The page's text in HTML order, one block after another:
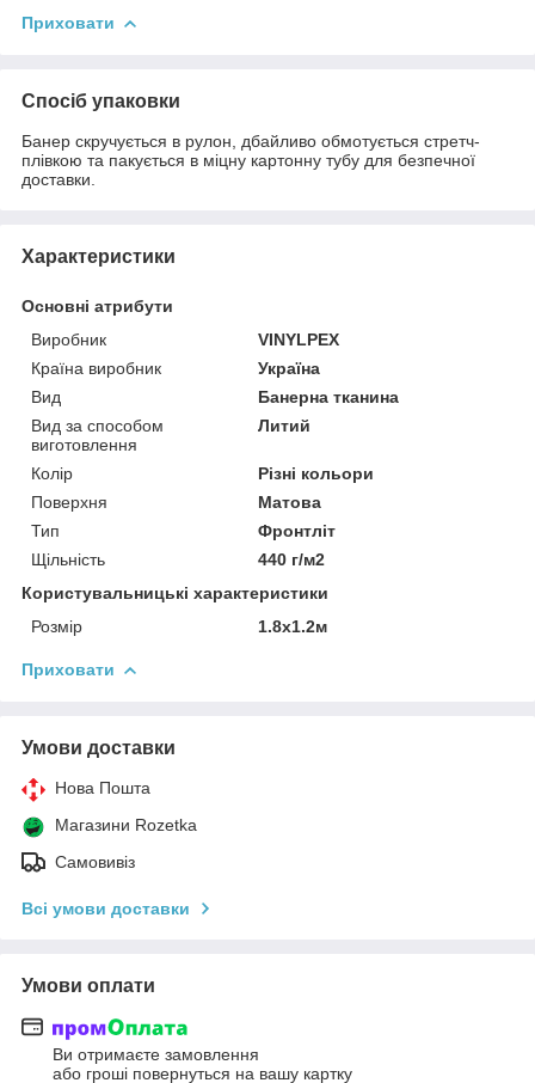
Приховати
Спосіб упаковки
Банер скручується в рулон, дбайливо обмотується стретч-
плівкою та пакується в міцну картонну тубу для безпечної
доставки.
Характеристики
Основні атрибути
Виробник
VINYLPEX
Країна виробник
Україна
Вид
Банерна тканина
Вид за способом
виготовлення
Литий
Колір
Різні кольори
Поверхня
Матова
Тип
Фронтліт
Щільність
440 г/м2
Користувальницькі характеристики
Розмір
1.8x1.2м
Приховати
Умови доставки
Нова Пошта
Магазини Rozetka
Самовивіз
Всі умови доставки
Умови оплати
Ви отримаєте замовлення
або гроші повернуться на вашу картку